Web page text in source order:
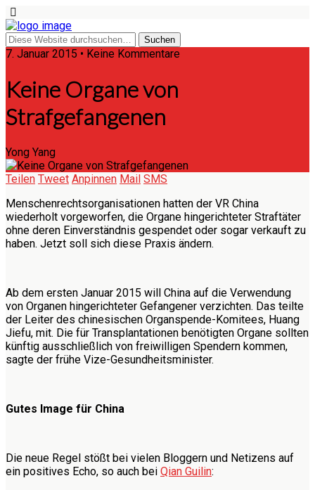
7. Januar 2015 • Keine Kommentare
Keine Organe von
Strafgefangenen
Yong Yang
Teilen Tweet Anpinnen Mail SMS
Menschenrechtsorganisationen hatten der VR China
wiederholt vorgeworfen, die Organe hingerichteter Straftäter
ohne deren Einverständnis gespendet oder sogar verkauft zu
haben. Jetzt soll sich diese Praxis ändern.
Ab dem ersten Januar 2015 will China auf die Verwendung
von Organen hingerichteter Gefangener verzichten. Das teilte
der Leiter des chinesischen Organspende-Komitees, Huang
Jiefu, mit. Die für Transplantationen benötigten Organe sollten
künftig ausschließlich von freiwilligen Spendern kommen,
sagte der frühe Vize-Gesundheitsminister.
Gutes Image für China
Die neue Regel stößt bei vielen Bloggern und Netizens auf
ein positives Echo, so auch bei Qian Guilin: